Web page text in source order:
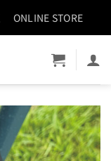
ONLINE STORE